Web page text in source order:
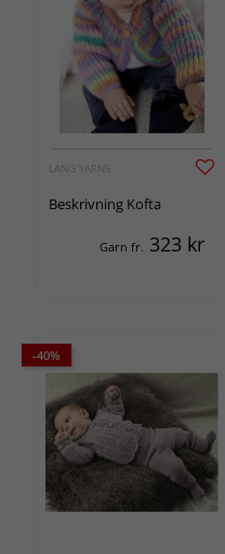
LANG YARNS
Beskrivning Kofta
Garn fr. 323 kr
-40%